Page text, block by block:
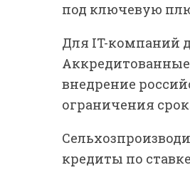
под ключевую
Для IT-компаний
Аккредитованные
внедрение
ограничения
кредиты по